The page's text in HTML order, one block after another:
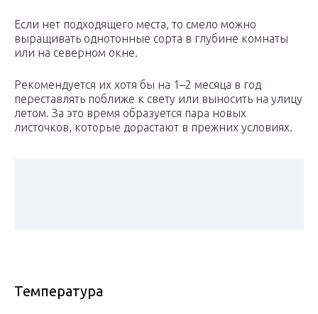
Если нет подходящего места, то смело можно
выращивать однотонные сорта в глубине комнаты
или на северном окне.
Рекомендуется их хотя бы на 1–2 месяца в год
переставлять поближе к свету или выносить на улицу
летом. За это время образуется пара новых
листочков, которые дорастают в прежних условиях.
Температура